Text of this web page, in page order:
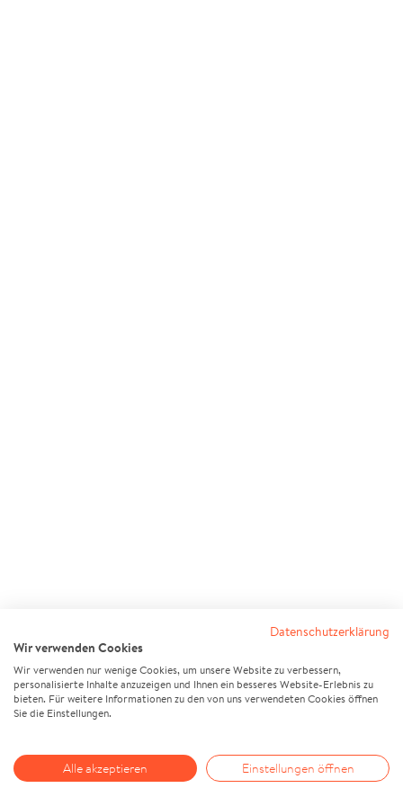
Datenschutzerklärung
Wir verwenden Cookies
Wir verwenden nur wenige Cookies, um unsere Website zu verbessern,
personalisierte Inhalte anzuzeigen und Ihnen ein besseres Website-Erlebnis zu
bieten. Für weitere Informationen zu den von uns verwendeten Cookies öffnen
Sie die Einstellungen.
Alle akzeptieren Einstellungen öffnen